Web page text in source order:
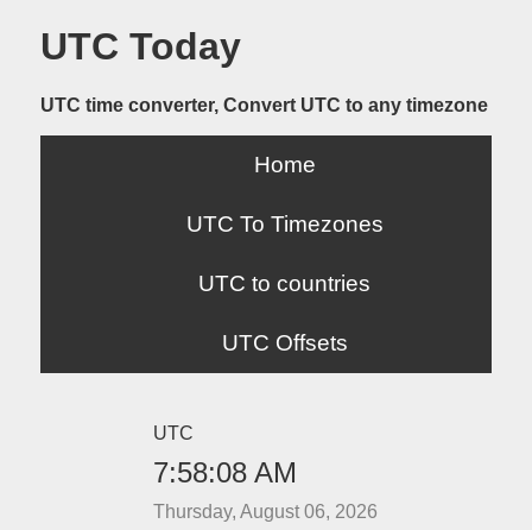
UTC Today
UTC time converter, Convert UTC to any timezone
Home
UTC To Timezones
UTC to countries
UTC Offsets
UTC
7:58:08 AM
Thursday, August 06, 2026